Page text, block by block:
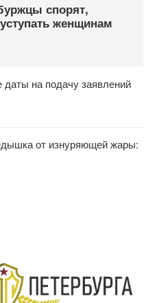
спорят,
женщинам
на подачу заявлений
от изнуряющей жары: